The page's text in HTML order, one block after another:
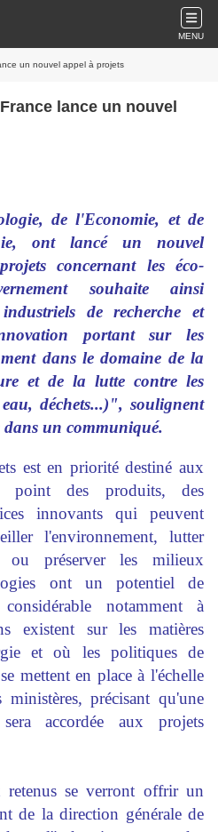
MENU
un nouvel appel à projets
lance un nouvel
de l'Economie, et de
ont lancé un nouvel
concernant les éco-
souhaite ainsi
de recherche et
portant sur les
dans le domaine de la
et de la lutte contre les
déchets...)", soulignent
dans un communiqué.
est en priorité destiné aux
point des produits, des
innovants qui peuvent
l'environnement, lutter
ou préserver les milieux
ont un potentiel de
notamment à
existent sur les matières
et où les politiques de
mettent en place à l'échelle
précisant qu'une
accordée aux projets
retenus se verront offrir un
de la direction générale de